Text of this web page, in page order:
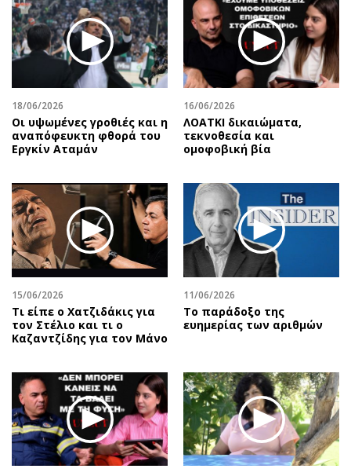
18/06/2026
Οι υψωμένες γροθιές και η
αναπόφευκτη φθορά του
Εργκίν Αταμάν
16/06/2026
ΛΟΑΤΚΙ δικαιώματα,
τεκνοθεσία και
ομοφοβική βία
15/06/2026
Τι είπε ο Χατζιδάκις για
τον Στέλιο και τι ο
Καζαντζίδης για τον Μάνο
11/06/2026
Το παράδοξο της
ευημερίας των αριθμών